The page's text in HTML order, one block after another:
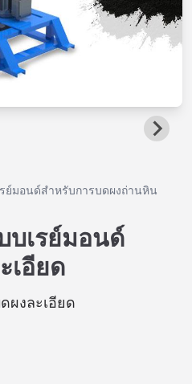
รย์มอนด์สำหรับการบดผงถ่านหิน
บเรย์มอนด์
เอียด
ผงละเอียด